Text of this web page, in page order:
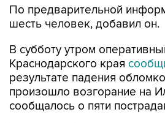
По предварительной
шесть человек, добавил он.
В субботу утром
Краснодарского края
результате падения
произошло возгорание на
сообщалось о пяти